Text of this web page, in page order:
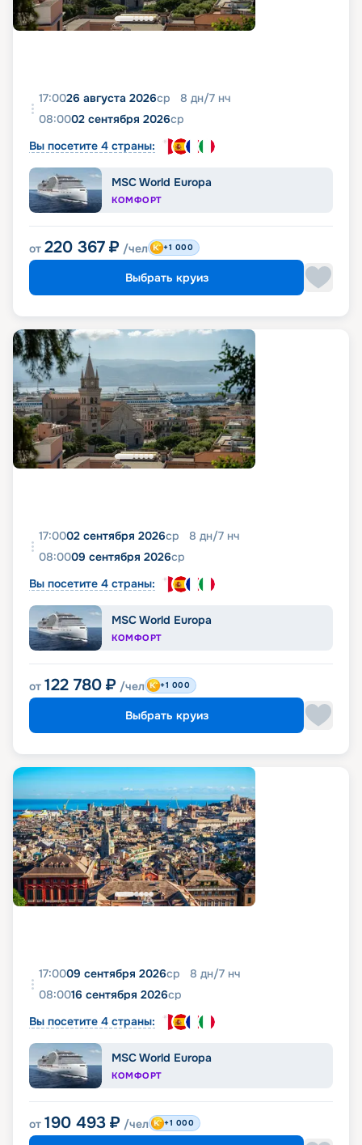
17:0026 августа 2026ср 8 дн/7 нч
08:0002 сентября 2026ср
Вы посетите 4 страны:
MSC World Europa
КОМФОРТ
от 220 367 ₽ /чел +1 000
Выбрать круиз
17:0002 сентября 2026ср 8 дн/7 нч
08:0009 сентября 2026ср
Вы посетите 4 страны:
MSC World Europa
КОМФОРТ
от 122 780 ₽ /чел +1 000
Выбрать круиз
17:0009 сентября 2026ср 8 дн/7 нч
08:0016 сентября 2026ср
Вы посетите 4 страны:
MSC World Europa
КОМФОРТ
от 190 493 ₽ /чел +1 000